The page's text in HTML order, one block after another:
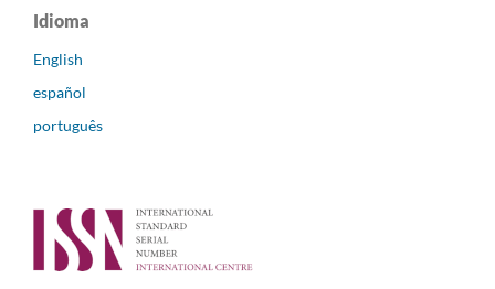
Idioma
English
español
português